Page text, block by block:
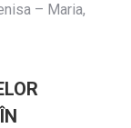
– Maria,